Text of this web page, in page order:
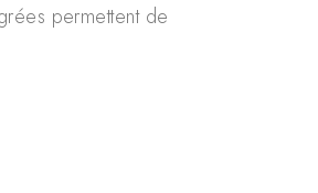
permettent de